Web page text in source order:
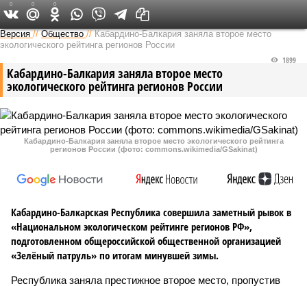
Версия на Кавказе
Версия //Общество //Кабардино-Балкария заняла второе место
экологического рейтинга регионов России
Кабардино-Балкария заняла второе место
экологического рейтинга регионов России
1899
Кабардино-Балкария заняла второе место экологического рейтинга
регионов России (фото: commons.wikimedia/GSakinat)
Кабардино-Балкарская Республика совершила заметный рывок в
«Национальном экологическом рейтинге регионов РФ»,
подготовленном общероссийской общественной организацией
«Зелёный патруль» по итогам минувшей зимы.
Республика заняла престижное второе место, пропустив
0 0 0